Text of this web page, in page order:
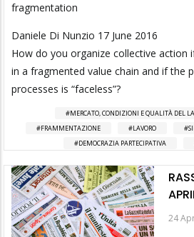
fragmentation
Daniele Di Nunzio 17 June 2016
How do you organize collective action
in a fragmented value chain and if the
processes is “faceless”?
MERCATO, CONDIZIONI E QUALITÀ DEL
FRAMMENTAZIONE
LAVORO
DEMOCRAZIA PARTECIPATIVA
24